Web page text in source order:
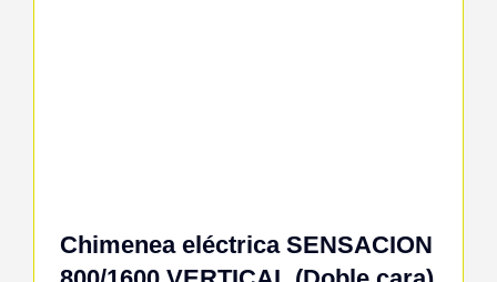
Chimenea eléctrica SENSACION